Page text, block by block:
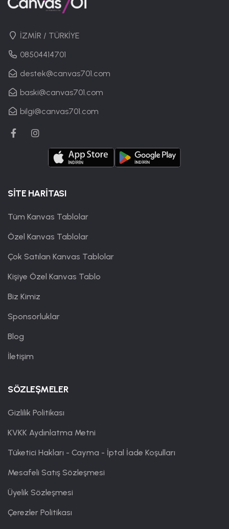
İZMİR / TÜRKİYE
08504414701
destek@canvas701.com
baski@canvas701.com
bilgi@canvas701.com
SİTE HARİTASI
Tüm Kanvas Tablolar
Özel Kanvas Tablolar
Çok Satılan Kanvas Tablolar
Kişiye Özel Kanvas Tablo
Biz Kimiz
Sponsorluklar
Blog
İletişim
SÖZLEŞMELER
Gizlilik Politikası
KVKK Aydınlatma Metni
Tüketici Hakları - Cayma - İptal İade Koşulları
Mesafeli Satış Sözleşmesi
Üyelik Sözleşmesi
Çerezler Politikası